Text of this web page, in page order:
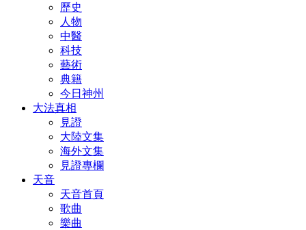
歷史
人物
中醫
科技
藝術
典籍
今日神州
大法真相
見證
大陸文集
海外文集
見證專欄
天音
天音首頁
歌曲
樂曲